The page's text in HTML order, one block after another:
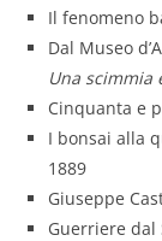
Il fenomeno
Dal Museo
Una scimmia
Cinquanta e
I bonsai alla
1889
Giuseppe
Guerriere dal